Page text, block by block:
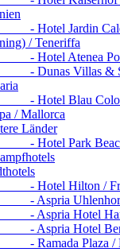
Jardin Caleta
/ Teneriffa
Atenea Port
Villas &
Blau Colonia
/ Mallorca
Länder
Park Beach
Hilton /
Uhlenhorst
Hotel
Hotel
Plaza /